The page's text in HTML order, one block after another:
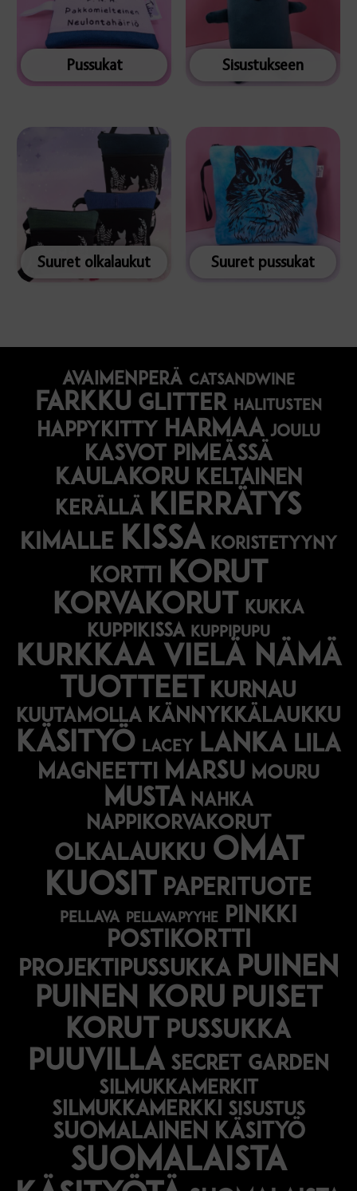
Pussukat Sisustukseen
Suuret olkalaukut Suuret pussukat
avaimenperä catsandwine
farkku glitter halitusten
happykitty harmaa joulu
Kasvot pimeässä
kaulakoru keltainen
kerällä kierrätys
kimalle kissa koristetyyny
kortti korut
korvakorut
kukka
kuppikissa kuppipupu
Kurkkaa vielä nämä
tuotteet kurnau
kuutamolla kännykkälaukku
käsityö lacey lanka lila
magneetti marsu mouru
musta nahka
nappikorvakorut
olkalaukku omat
kuosit paperituote
pellava pellavapyyhe pinkki
postikortti
projektipussukka puinen
puinen koru puiset
korut pussukka
puuvilla secret garden
silmukkamerkit
silmukkamerkki sisustus
suomalainen käsityö
suomalaista